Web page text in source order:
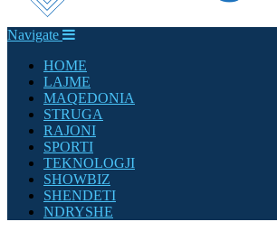
Navigate
HOME
LAJME
MAQEDONIA
STRUGA
RAJONI
SPORTI
TEKNOLOGJI
SHOWBIZ
SHENDETI
NDRYSHE